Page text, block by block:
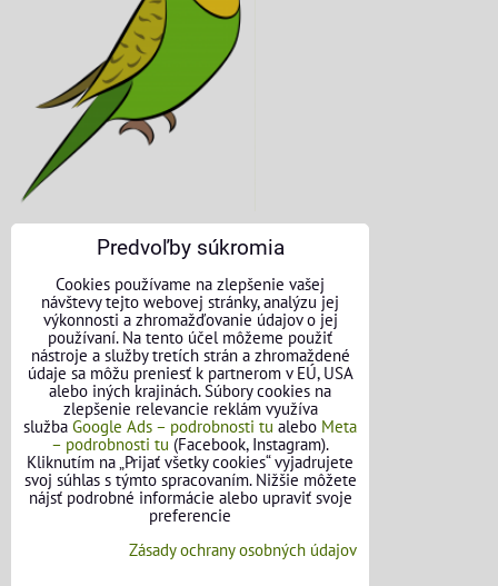
KONTAKTNÉ ÚDAJE
O nás
Kontakt
Požičovňa náradia
Názory našich zákazníkov
Mapa stránok
SLEDUJTE NÁS
Predvoľby súkromia
Cookies používame na zlepšenie vašej
návštevy tejto webovej stránky, analýzu jej
výkonnosti a zhromažďovanie údajov o jej
používaní. Na tento účel môžeme použiť
nástroje a služby tretích strán a zhromaždené
údaje sa môžu preniesť k partnerom v EÚ, USA
alebo iných krajinách. Súbory cookies na
zlepšenie relevancie reklám využíva
služba Google Ads – podrobnosti tu alebo Meta
– podrobnosti tu (Facebook, Instagram).
Kliknutím na „Prijať všetky cookies“ vyjadrujete
svoj súhlas s týmto spracovaním. Nižšie môžete
nájsť podrobné informácie alebo upraviť svoje
preferencie
Zásady ochrany osobných údajov